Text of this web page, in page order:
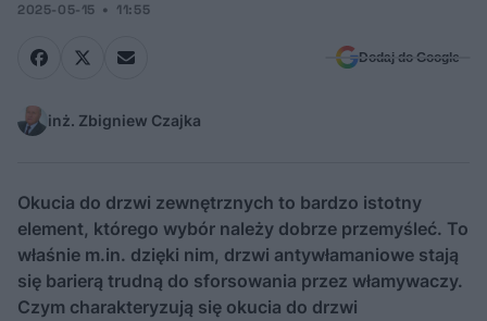
2025-05-15 11:55
Dodaj do Google
inż. Zbigniew Czajka
Okucia do drzwi zewnętrznych to bardzo istotny
element, którego wybór należy dobrze przemyśleć. To
właśnie m.in. dzięki nim, drzwi antywłamaniowe stają
się barierą trudną do sforsowania przez włamywaczy.
Czym charakteryzują się okucia do drzwi